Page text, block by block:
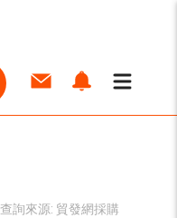
查詢來源: 貿發網採購